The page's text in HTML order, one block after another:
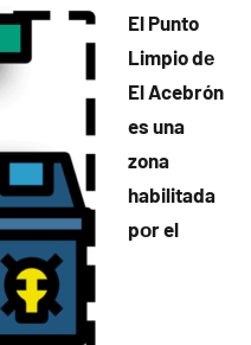
El Punto
Limpio dе
El Acebrón
es una
zona
habilitada
pοr el